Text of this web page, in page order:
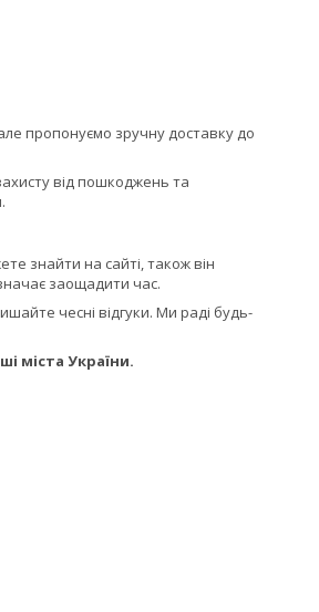
пропонуємо зручну доставку до
від пошкоджень та
знайти на сайті, також він
заощадити час.
чесні відгуки. Ми раді будь-
міста України.